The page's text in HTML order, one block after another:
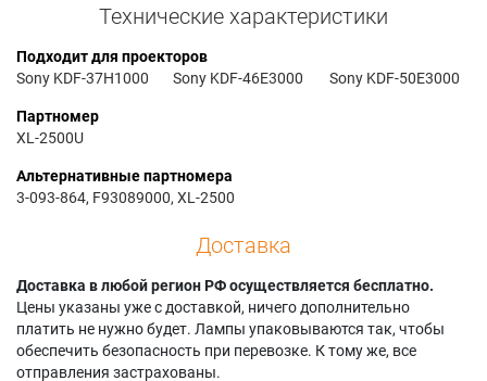
Технические характеристики
Подходит для проекторов
Sony KDF-37H1000
Sony KDF-46E3000 Sony KDF-50E3000
Партномер
XL-2500U
Альтернативные партномера
3-093-864, F93089000, XL-2500
Доставка
Доставка в любой регион РФ осуществляется бесплатно.
Цены указаны уже с доставкой, ничего дополнительно
платить не нужно будет. Лампы упаковываются так, чтобы
обеспечить безопасность при перевозке. К тому же, все
отправления застрахованы.